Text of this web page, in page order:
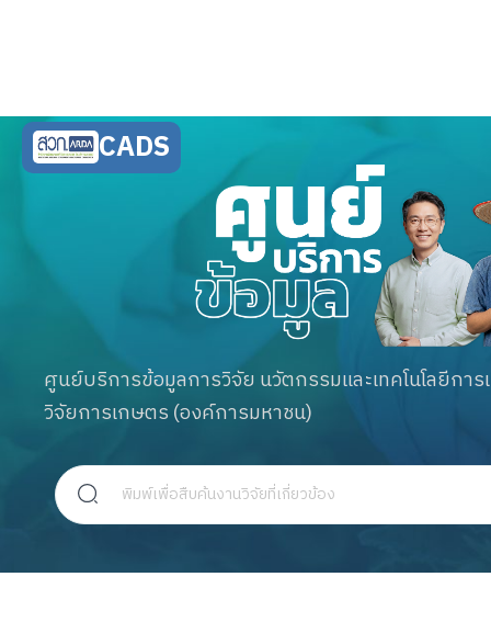
CADS
ศูนย์บริการข้อมูลการวิจัย นวัตกรรมและเทคโนโลยีก
วิจัยการเกษตร (องค์การมหาชน)